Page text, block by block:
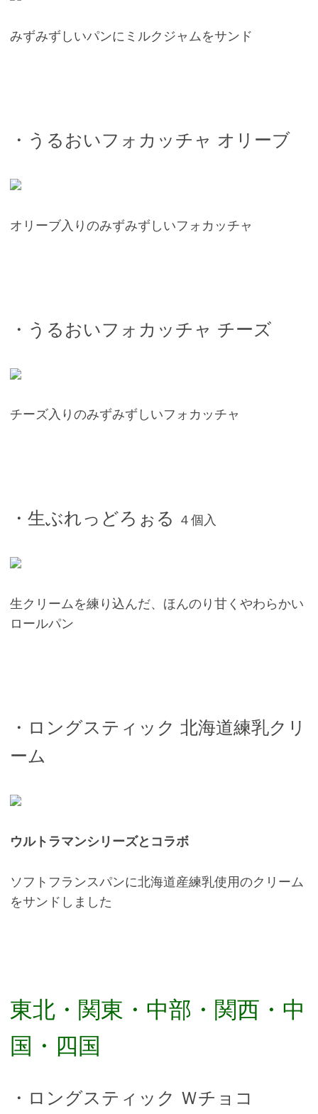
みずみずしいパンにミルクジャムをサンド
・うるおいフォカッチャ オリーブ
オリーブ入りのみずみずしいフォカッチャ
・うるおいフォカッチャ チーズ
チーズ入りのみずみずしいフォカッチャ
・生ぶれっどろぉる ４個入
生クリームを練り込んだ、ほんのり甘くやわらかい
ロールパン
・ロングスティック 北海道練乳クリ
ーム
ウルトラマンシリーズとコラボ
ソフトフランスパンに北海道産練乳使用のクリーム
をサンドしました
東北・関東・中部・関西・中
国・四国
・ロングスティック Ｗチョコ